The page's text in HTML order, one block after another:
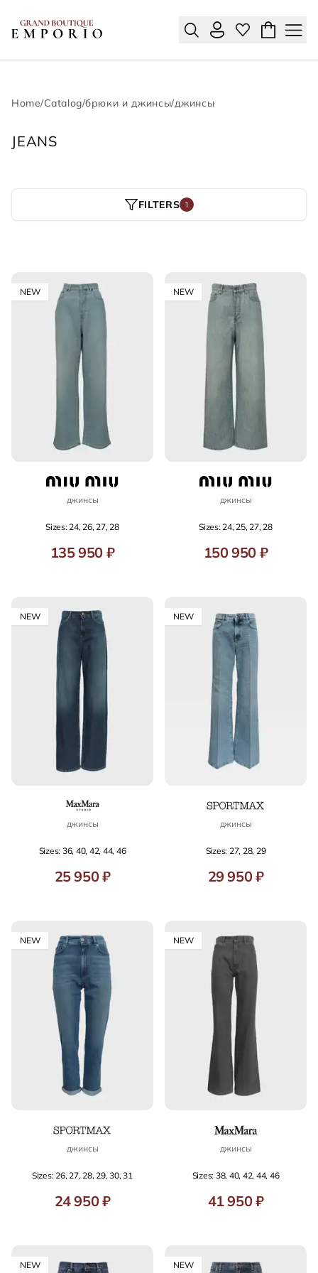
Home/Catalog/брюки и джинсы/джинсы
JEANS
FILTERS 1
NEW
джинсы
Sizes: 24, 26, 27, 28
135 950 ₽
NEW
джинсы
Sizes: 24, 25, 27, 28
150 950 ₽
NEW
джинсы
Sizes: 36, 40, 42, 44, 46
25 950 ₽
NEW
джинсы
Sizes: 27, 28, 29
29 950 ₽
NEW
джинсы
Sizes: 26, 27, 28, 29, 30, 31
24 950 ₽
NEW
джинсы
Sizes: 38, 40, 42, 44, 46
41 950 ₽
NEW NEW